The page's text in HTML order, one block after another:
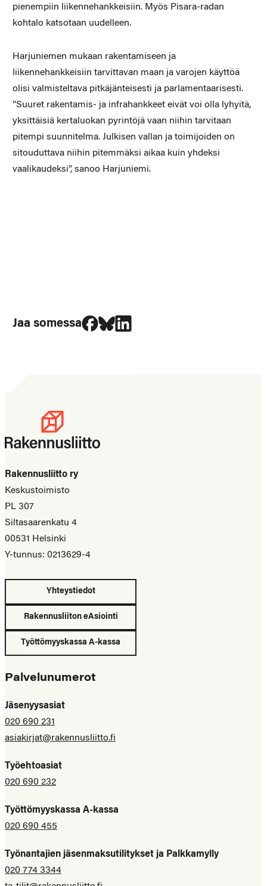
pienempiin liikennehankkeisiin. Myös Pisara-radan
kohtalo katsotaan uudelleen.
Harjuniemen mukaan rakentamiseen ja
liikennehankkeisiin tarvittavan maan ja varojen käyttöä
olisi valmisteltava pitkäjänteisesti ja parlamentaarisesti.
”Suuret rakentamis- ja infrahankkeet eivät voi olla lyhyitä,
yksittäisiä kertaluokan pyrintöjä vaan niihin tarvitaan
pitempi suunnitelma. Julkisen vallan ja toimijoiden on
sitouduttava niihin pitemmäksi aikaa kuin yhdeksi
vaalikaudeksi”, sanoo Harjuniemi.
Jaa somessa
Jaa Facebookissa
Jaa Blueskyssa
Jaa LinkedIn:ssä
Rakennusliitto ry
Keskustoimisto
PL 307
Siltasaarenkatu 4
00531 Helsinki
Y-tunnus: 0213629-4
Yhteystiedot
Rakennusliiton eAsiointi
Työttömyyskassa A-kassa
Palvelunumerot
Jäsenyysasiat
020 690 231
asiakirjat@rakennusliitto.fi
Työehtoasiat
020 690 232
Työttömyyskassa A-kassa
020 690 455
Työnantajien jäsenmaksutilitykset ja Palkkamylly
020 774 3344